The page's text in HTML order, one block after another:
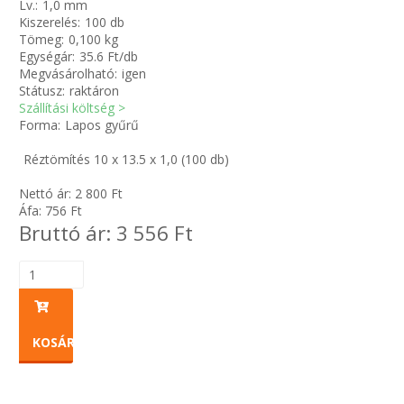
SIMÍTÓZÁRAS TASAK
TÖMLŐBILINCS
Lv.: 1,0 mm
Kiszerelés: 100 db
Tömeg: 0,100 kg
Egységár: 35.6 Ft/db
Megvásárolható: igen
Státusz: raktáron
Szállítási költség >
Forma: Lapos gyűrű
Réztömítés 10 x 13.5 x 1,0 (100 db)
Nettó ár: 2 800 Ft
Áfa: 756 Ft
Bruttó ár: 3 556 Ft
KOSÁRBA